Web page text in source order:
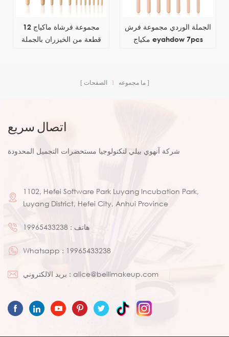
مجموعة فرشاة ماكياج 12
قطعة من الخيزران بالجملة
الجملة الوردي مجموعة فرش
مكياج eyahdow 7pcs
ما مجموعه 1 الصفحات
اتصال سريع
شركة آنهوي بيلي لتكنولوجيا مستحضرات التجميل المحدودة
1102, Hefei Software Park Luyang Incubation Park,
Luyang District, Hefei City, Anhui Province
هاتف : 19965433238
Whatsapp : 19965433238
بريد الالكتروني : alice@beilimakeup.com